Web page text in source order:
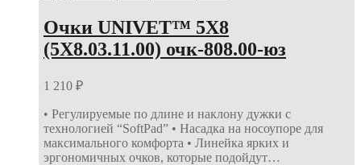
Очки UNIVET™ 5Х8
(5Х8.03.11.00) очк-808.00-юз
1 210 ₽
• Регулируемые по длине и наклону дужки с
технологией “SoftPad” • Насадка на носоупоре для
максимального комфорта • Линейка ярких и
эргономичных очков, которые подойдут…